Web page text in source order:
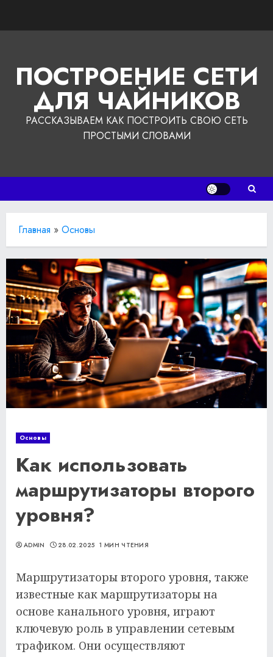
ПОСТРОЕНИЕ СЕТИ
ДЛЯ ЧАЙНИКОВ
РАССКАЗЫВАЕМ КАК ПОСТРОИТЬ СВОЮ СЕТЬ
ПРОСТЫМИ СЛОВАМИ
Главная » Основы
Основы
Как использовать
маршрутизаторы второго
уровня?
ADMIN 28.02.2025 1 МИН ЧТЕНИЯ
Маршрутизаторы второго уровня, также
известные как маршрутизаторы на
основе канального уровня, играют
ключевую роль в управлении сетевым
трафиком. Они осуществляют